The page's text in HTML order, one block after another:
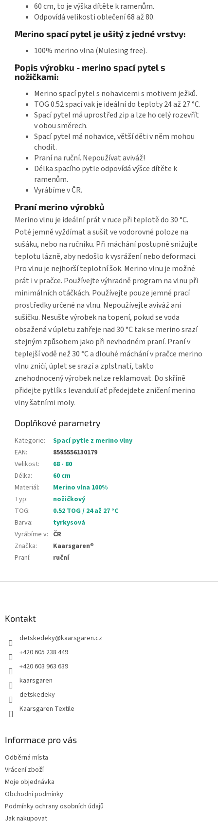
60 cm, to je výška dítěte k ramenům.
Odpovídá velikosti oblečení 68 až 80.
Merino spací pytel je ušitý z jedné vrstvy:
100% merino vlna (Mulesing free).
Popis výrobku - merino spací pytel s
nožičkami:
Merino spací pytel s nohavicemi s motivem ježků.
TOG 0.52 spací vak je ideální do teploty 24 až 27 °C.
Spací pytel má uprostřed zip a lze ho celý rozevřít
v obou směrech.
Spací pytel má nohavice, větší děti v něm mohou
chodit.
Praní na ruční. Nepoužívat aviváž!
Délka spacího pytle odpovídá výšce dítěte k
ramenům.
Vyrábíme v ČR.
Praní merino výrobků
Merino vlnu je ideální prát v ruce při teplotě do 30 °C.
Poté jemně vyždímat a sušit ve vodorovné poloze na
sušáku, nebo na ručníku. Při máchání postupně snižujte
teplotu lázně, aby nedošlo k vysrážení nebo deformaci.
Pro vlnu je nejhorší teplotní šok. Merino vlnu je možné
prát i v pračce. Používejte výhradně program na vlnu při
minimálních otáčkách. Používejte pouze jemné prací
prostředky určené na vlnu. Nepoužívejte aviváž ani
sušičku. Nesušte výrobek na topení, pokud se voda
obsažená v úpletu zahřeje nad 30 °C tak se merino srazí
stejným způsobem jako při nevhodném praní. Praní v
teplejší vodě než 30 °C a dlouhé máchání v pračce merino
vlnu zničí, úplet se srazí a zplstnatí, takto
znehodnocený výrobek nelze reklamovat. Do skříně
přidejte pytlík s levandulí ať předejdete zničení merino
vlny šatními moly.
Doplňkové parametry
Kategorie:
Spací pytle z merino vlny
EAN:
8595556130179
Velikost:
68 - 80
Délka:
60 cm
Materiál:
Merino vlna 100%
Typ:
nožičkový
TOG:
0.52 TOG / 24 až 27 °C
Barva:
tyrkysová
Vyrábíme v: ČR
Značka:
Kaarsgaren®
Praní: ruční
Kontakt
detskedeky@kaarsgaren.cz
+420 605 238 449
+420 603 963 639
kaarsgaren
detskedeky
Kaarsgaren Textile
Informace pro vás
Odběrná místa
Vrácení zboží
Moje objednávka
Obchodní podmínky
Podmínky ochrany osobních údajů
Jak nakupovat